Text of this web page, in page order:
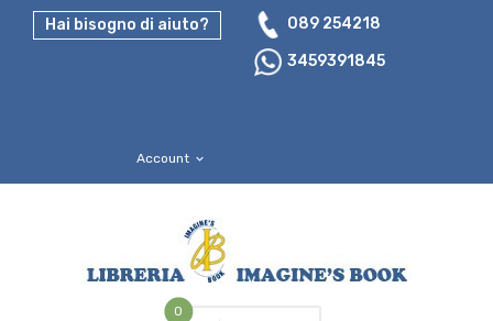
Hai bisogno di aiuto?
089 254218
3459391845
Account expand_more
0